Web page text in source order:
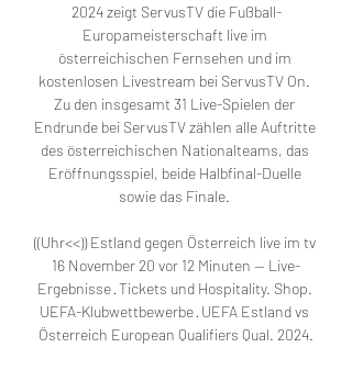
2024 zeigt ServusTV die Fußball-
Europameisterschaft live im
österreichischen Fernsehen und im
kostenlosen Livestream bei ServusTV On.
Zu den insgesamt 31 Live-Spielen der
Endrunde bei ServusTV zählen alle Auftritte
des österreichischen Nationalteams, das
Eröffnungsspiel, beide Halbfinal-Duelle
sowie das Finale.
((Uhr<<)) Estland gegen Österreich live im tv
16 November 20 vor 12 Minuten — Live-
Ergebnisse · Tickets und Hospitality. Shop.
UEFA-Klubwettbewerbe · UEFA Estland vs
Österreich European Qualifiers Qual. 2024.